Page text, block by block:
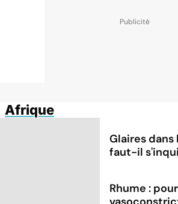
Afrique
Glaires dans
faut-il
Rhume :